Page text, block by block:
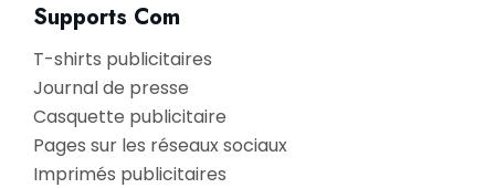
Supports Com
T-shirts publicitaires
Journal de presse
Casquette publicitaire
Pages sur les réseaux sociaux
Imprimés publicitaires